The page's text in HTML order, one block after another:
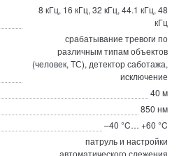
8 кГц, 16 кГц, 32 кГц, 44.1 кГц, 48
кГц
срабатывание тревоги по
различным типам объектов
(человек, ТС), детектор саботажа,
исключение
40 м
850 нм
–40 °C… +60 °C
патруль и настройки
автоматического слежения